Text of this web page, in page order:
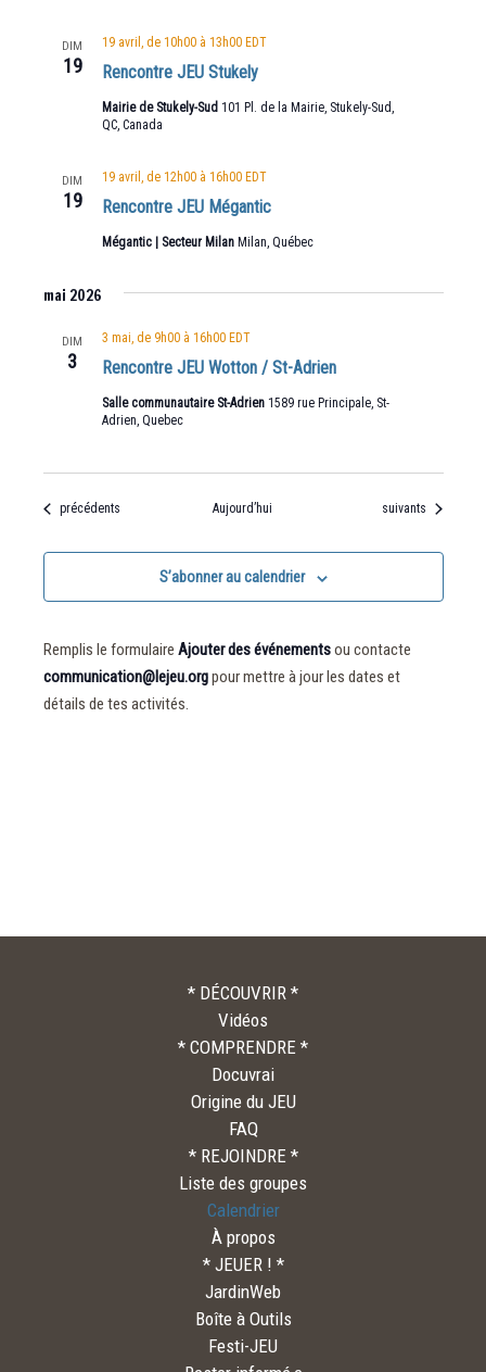
DIM
19 Rencontre JEU Stukely
19 avril, de 10h00à 13h00 EDT
Mairie de Stukely-Sud 101 Pl. de la Mairie, Stukely-Sud,
QC, Canada
DIM
19 Rencontre JEU Mégantic
19 avril, de 12h00à 16h00 EDT
Mégantic | Secteur Milan Milan, Québec
mai 2026
DIM
3 Rencontre JEU Wotton / St-Adrien
3 mai, de 9h00à 16h00 EDT
Salle communautaire St-Adrien 1589 rue Principale, St-
Adrien, Quebec
Évènements
précédents Aujourd’hui Évènements
suivants
S’abonner au calendrier
Remplis le formulaire Ajouter des événementsou contacte
communication@lejeu.orgpour mettre à jour les dates et
détails de tes activités.
* DÉCOUVRIR *
Vidéos
* COMPRENDRE *
Docuvrai
Origine du JEU
FAQ
* REJOINDRE *
Liste des groupes
Calendrier
À propos
* JEUER ! *
JardinWeb
Boîte à Outils
Festi-JEU